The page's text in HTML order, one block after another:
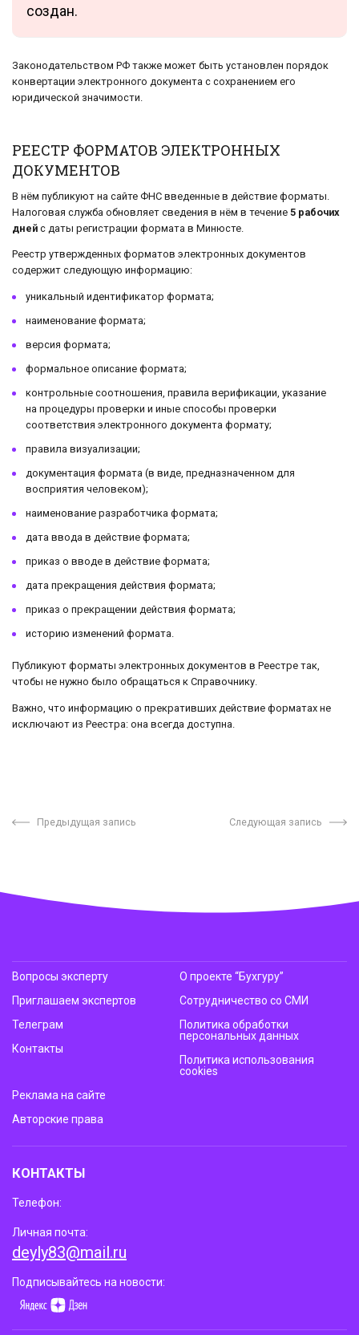
создан.
Законодательством РФ также может быть установлен порядок
конвертации электронного документа с сохранением его
юридической значимости.
РЕЕСТР ФОРМАТОВ ЭЛЕКТРОННЫХ
ДОКУМЕНТОВ
В нём публикуют на сайте ФНС введенные в действие форматы.
Налоговая служба обновляет сведения в нём в течение 5 рабочих
дней с даты регистрации формата в Минюсте.
Реестр утвержденных форматов электронных документов
содержит следующую информацию:
уникальный идентификатор формата;
наименование формата;
версия формата;
формальное описание формата;
контрольные соотношения, правила верификации, указание
на процедуры проверки и иные способы проверки
соответствия электронного документа формату;
правила визуализации;
документация формата (в виде, предназначенном для
восприятия человеком);
наименование разработчика формата;
дата ввода в действие формата;
приказ о вводе в действие формата;
дата прекращения действия формата;
приказ о прекращении действия формата;
историю изменений формата.
Публикуют форматы электронных документов в Реестре так,
чтобы не нужно было обращаться к Справочнику.
Важно, что информацию о прекративших действие форматах не
исключают из Реестра: она всегда доступна.
Предыдущая запись Следующая запись
Вопросы эксперту
Приглашаем экспертов
Телеграм
Контакты
О проекте “Бухгуру”
Сотрудничество со СМИ
Политика обработки
персональных данных
Политика использования
cookies
Реклама на сайте
Авторские права
КОНТАКТЫ
Телефон:
Личная почта:
deyly83@mail.ru
Подписывайтесь на новости: